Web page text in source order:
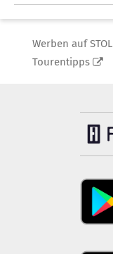
Werben auf STOL
Tourentipps